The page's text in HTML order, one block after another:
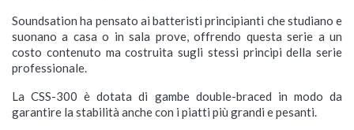
Soundsation ha pensato ai batteristi principianti che studiano e
suonano a casa o in sala prove, offrendo questa serie a un
costo contenuto ma costruita sugli stessi principi della serie
professionale.
La CSS-300 è dotata di gambe double-braced in modo da
garantire la stabilità anche con i piatti più grandi e pesanti.